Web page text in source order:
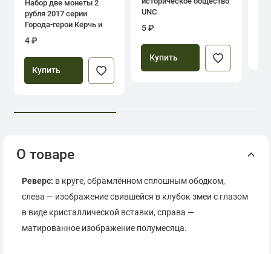
Набор две монеты 2
рубля 2017 серии
Города-герои Керчь и
Севастополь
4 ₽
Купить
UNC
5 ₽
Купить
О товаре
Реверс: в круге, обрамлённом сплошным ободком,
слева — изображение свившейся в клубок змеи с глазом
в виде кристаллической вставки, справа —
матированное изображение полумесяца.